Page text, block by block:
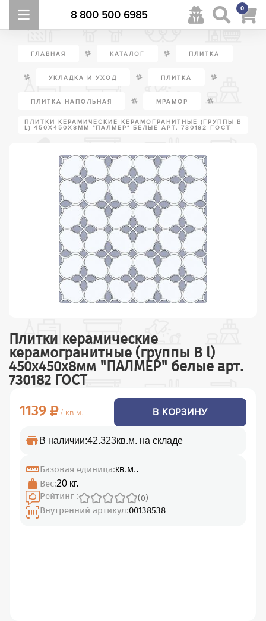
8 800 500 6985
0
ГЛАВНАЯ / КАТАЛОГ / ПЛИТКА
/ УКЛАДКА И УХОД / ПЛИТКА /
ПЛИТКА НАПОЛЬНАЯ / МРАМОР /
ПЛИТКИ КЕРАМИЧЕСКИЕ КЕРАМОГРАНИТНЫЕ (ГРУППЫ В
L) 450Х450Х8ММ "ПАЛМЕР" БЕЛЫЕ АРТ. 730182 ГОСТ
Плитки керамические
керамогранитные (группы В l)
450х450х8мм "ПАЛМЕР" белые арт.
730182 ГОСТ
1139
/ кв.м. В КОРЗИНУ
В наличии:42.323кв.м. на складе
Базовая единица:кв.м..
Вес:20 кг.
Рейтинг : (0)
Внутренний артикул:00138538